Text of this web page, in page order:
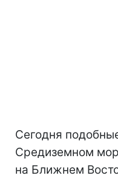
Сегодня
Средиземном
на Ближнем